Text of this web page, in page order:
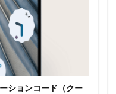
ションコード（クー